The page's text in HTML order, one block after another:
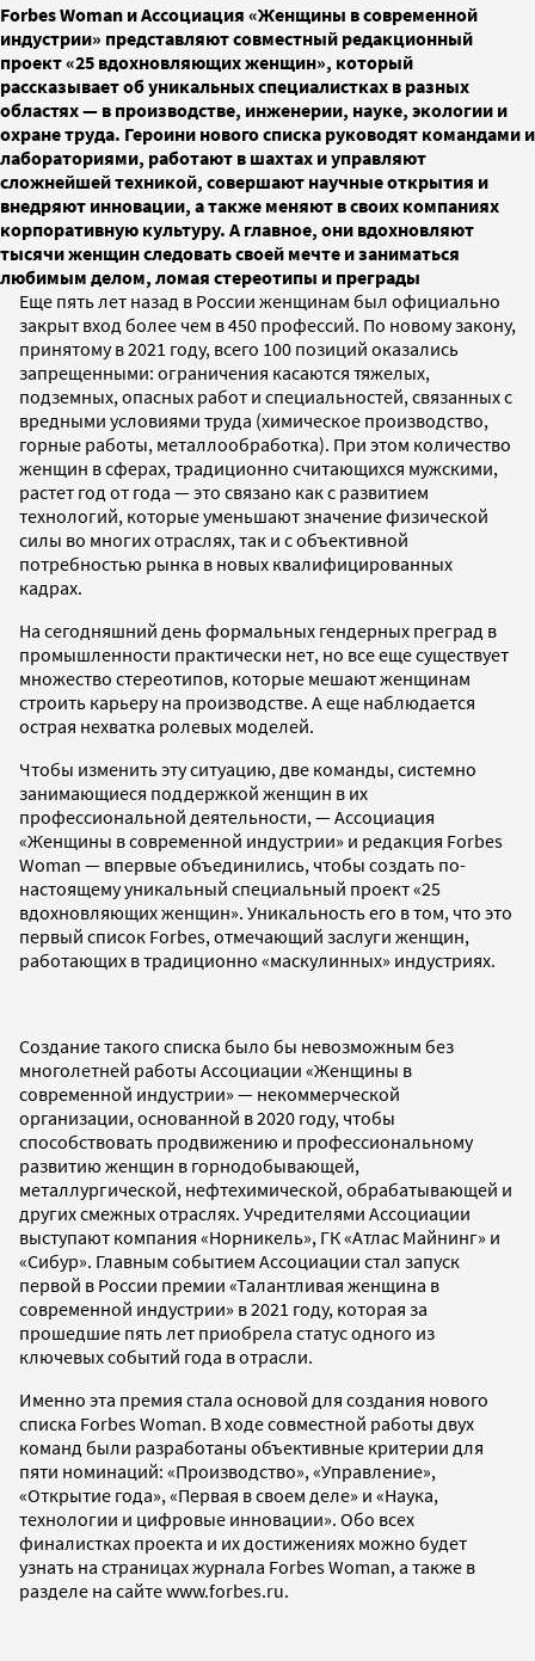
Forbes Woman и Ассоциация «Женщины в современной
индустрии» представляют совместный редакционный
проект «25 вдохновляющих женщин», который
рассказывает об уникальных специалистках в разных
областях — в производстве, инженерии, науке, экологии и
охране труда. Героини нового списка руководят командами и
лабораториями, работают в шахтах и управляют
сложнейшей техникой, совершают научные открытия и
внедряют инновации, а также меняют в своих компаниях
корпоративную культуру. А главное, они вдохновляют
тысячи женщин следовать своей мечте и заниматься
любимым делом, ломая стереотипы и преграды
Еще пять лет назад в России женщинам был официально
закрыт вход более чем в 450 профессий. По новому закону,
принятому в 2021 году, всего 100 позиций оказались
запрещенными: ограничения касаются тяжелых,
подземных, опасных работ и специальностей, связанных с
вредными условиями труда (химическое производство,
горные работы, металлообработка). При этом количество
женщин в сферах, традиционно считающихся мужскими,
растет год от года — это связано как с развитием
технологий, которые уменьшают значение физической
силы во многих отраслях, так и с объективной
потребностью рынка в новых квалифицированных
кадрах.
На сегодняшний день формальных гендерных преград в
промышленности практически нет, но все еще существует
множество стереотипов, которые мешают женщинам
строить карьеру на производстве. А еще наблюдается
острая нехватка ролевых моделей.
Чтобы изменить эту ситуацию, две команды, системно
занимающиеся поддержкой женщин в их
профессиональной деятельности, — Ассоциация
«Женщины в современной индустрии» и редакция Forbes
Woman — впервые объединились, чтобы создать по-
настоящему уникальный специальный проект «25
вдохновляющих женщин». Уникальность его в том, что это
первый список Forbes, отмечающий заслуги женщин,
работающих в традиционно «маскулинных» индустриях.
Создание такого списка было бы невозможным без
многолетней работы Ассоциации «Женщины в
современной индустрии» — некоммерческой
организации, основанной в 2020 году, чтобы
способствовать продвижению и профессиональному
развитию женщин в горнодобывающей,
металлургической, нефтехимической, обрабатывающей и
других смежных отраслях. Учредителями Ассоциации
выступают компания «Норникель», ГК «Атлас Майнинг» и
«Сибур». Главным событием Ассоциации стал запуск
первой в России премии «Талантливая женщина в
современной индустрии» в 2021 году, которая за
прошедшие пять лет приобрела статус одного из
ключевых событий года в отрасли.
Именно эта премия стала основой для создания нового
списка Forbes Woman. В ходе совместной работы двух
команд были разработаны объективные критерии для
пяти номинаций: «Производство», «Управление»,
«Открытие года», «Первая в своем деле» и «Наука,
технологии и цифровые инновации». Обо всех
финалистках проекта и их достижениях можно будет
узнать на страницах журнала Forbes Woman, а также в
разделе на сайте www.forbes.ru.